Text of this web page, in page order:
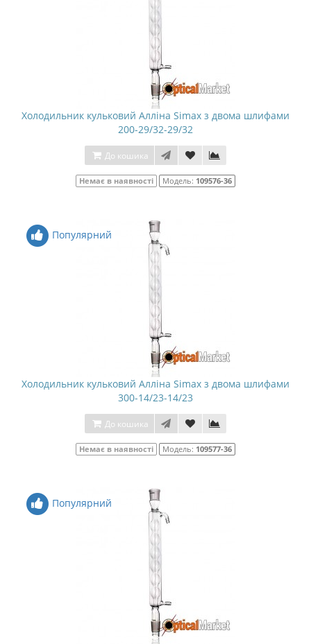
Холодильник кульковий Алліна Simax з двома шлифами
200-29/32-29/32
До кошика
Немає в наявності Модель: 109576-36
Популярний
Холодильник кульковий Алліна Simax з двома шлифами
300-14/23-14/23
До кошика
Немає в наявності Модель: 109577-36
Популярний